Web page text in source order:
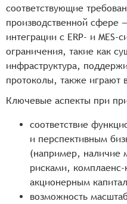
соответствующие
производственной сфере
интеграции с ERP- и
ограничения, такие как
инфраструктура,
протоколы, также
Ключевые аспекты при
соответствие
и перспективным
(например, наличие
рисками,
акционерным
возможность